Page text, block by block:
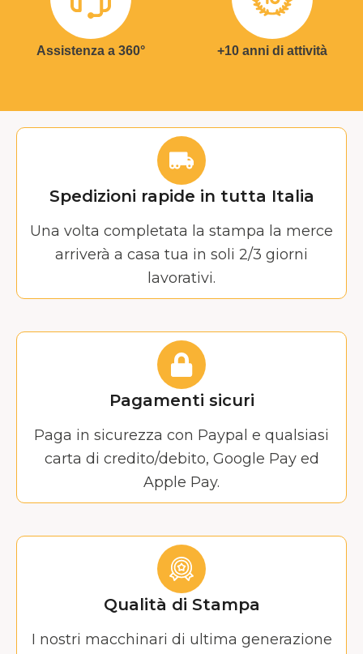
Assistenza a 360° +10 anni di attività
Spedizioni rapide in tutta Italia
Una volta completata la stampa la merce
arriverà a casa tua in soli 2/3 giorni
lavorativi.
Pagamenti sicuri
Paga in sicurezza con Paypal e qualsiasi
carta di credito/debito, Google Pay ed
Apple Pay.
Qualità di Stampa
I nostri macchinari di ultima generazione